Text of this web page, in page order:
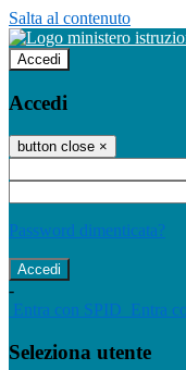
Salta al contenuto
Accedi
Accedi
button close ×
Password dimenticata?
-
Entra con SPID Entra
Seleziona utente